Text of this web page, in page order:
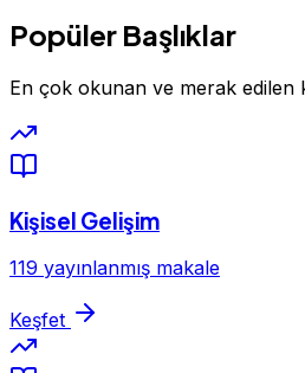
Popüler Başlıklar
En çok okunan ve merak edilen
Kişisel Gelişim
119 yayınlanmış makale
Keşfet